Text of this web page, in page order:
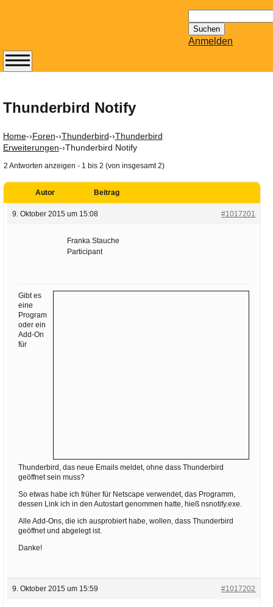
nach:
Anmelden
Thunderbird Notify
Home-›Foren-›Thunderbird-›Thunderbird
Erweiterungen-›Thunderbird Notify
2 Antworten anzeigen - 1 bis 2 (von insgesamt 2)
Autor Beitrag
9. Oktober 2015 um 15:08 #1017201
Franka Stauche
Participant
Gibt es
eine
Program
oder ein
Add-On
für
Thunderbird, das neue Emails meldet, ohne dass Thunderbird
geöffnet sein muss?
So etwas habe ich früher für Netscape verwendet, das Programm,
dessen Link ich in den Autostart genommen hatte, hieß nsnotify.exe.
Alle Add-Ons, die ich ausprobiert habe, wollen, dass Thunderbird
geöffnet und abgelegt ist.
Danke!
9. Oktober 2015 um 15:59 #1017202
Abonnieren Sie den
erscheinenden
Mailhilfe.de
kostenlos.
Der ständig aktuelle
Email für Sie
bereithält!
Wie z.B. Outlook,
oder auch
KuNoMail, usw.
Adresse:
E-Mail